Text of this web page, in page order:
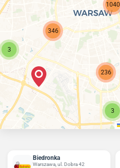
1040
236
346
3
3
Biedronka
Warszawa, ul. Dobra 42